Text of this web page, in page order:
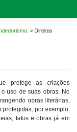
> Direitos
protege as criações
uso de suas obras. No
obras literárias,
protegidas, por exemplo,
fatos e obras já em